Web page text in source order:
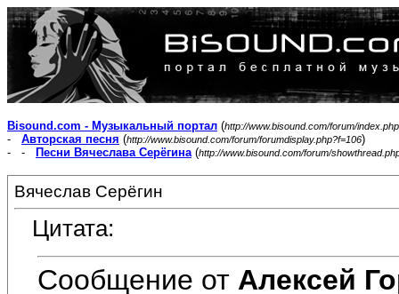
Bisound.com - Музыкальный портал (http://www.bisound.com/forum/index.php
- Авторская песня (http://www.bisound.com/forum/forumdisplay.php?f=106)
- -
Песни Вячеслава Серёгина(http://www.bisound.com/forum/
Вячеслав Серёгин
Цитата:
Сообщение от Алексей